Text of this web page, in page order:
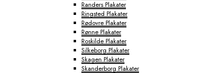
Randers Plakater
Ringsted Plakater
Rødovre Plakater
Rønne Plakater
Roskilde Plakater
Silkeborg Plakater
Skagen Plakater
Skanderborg Plakater